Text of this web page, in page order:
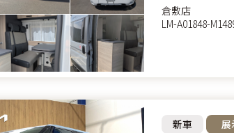
倉敷店
LM-A01848-
新車 展